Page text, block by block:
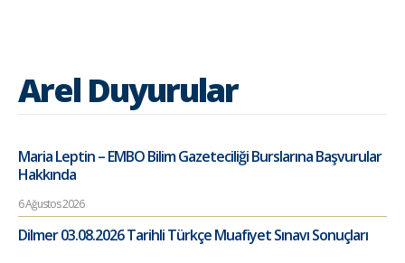
Arel Duyurular
Maria Leptin – EMBO Bilim Gazeteciliği Burslarına Başvurular
Hakkında
6 Ağustos 2026
Dilmer 03.08.2026 Tarihli Türkçe Muafiyet Sınavı Sonuçları